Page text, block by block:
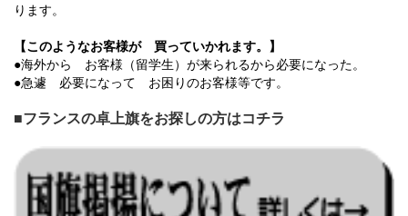
ります。
【このようなお客様が 買っていかれます。】
●海外から お客様（留学生）が来られるから必要になった。
●急遽 必要になって お困りのお客様等です。
■フランスの卓上旗をお探しの方はコチラ